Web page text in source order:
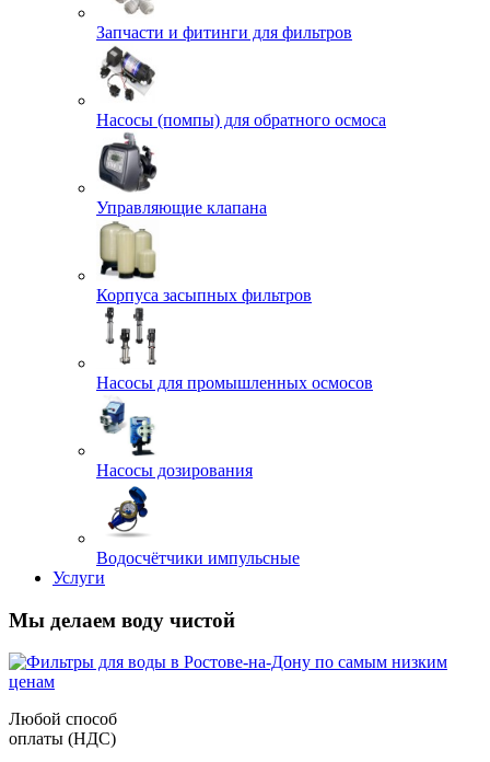
Запчасти и фитинги для фильтров
Насосы (помпы) для обратного осмоса
Управляющие клапана
Корпуса засыпных фильтров
Насосы для промышленных осмосов
Насосы дозирования
Водосчётчики импульсные
Услуги
Мы делаем воду чистой
Любой способ
оплаты (НДС)